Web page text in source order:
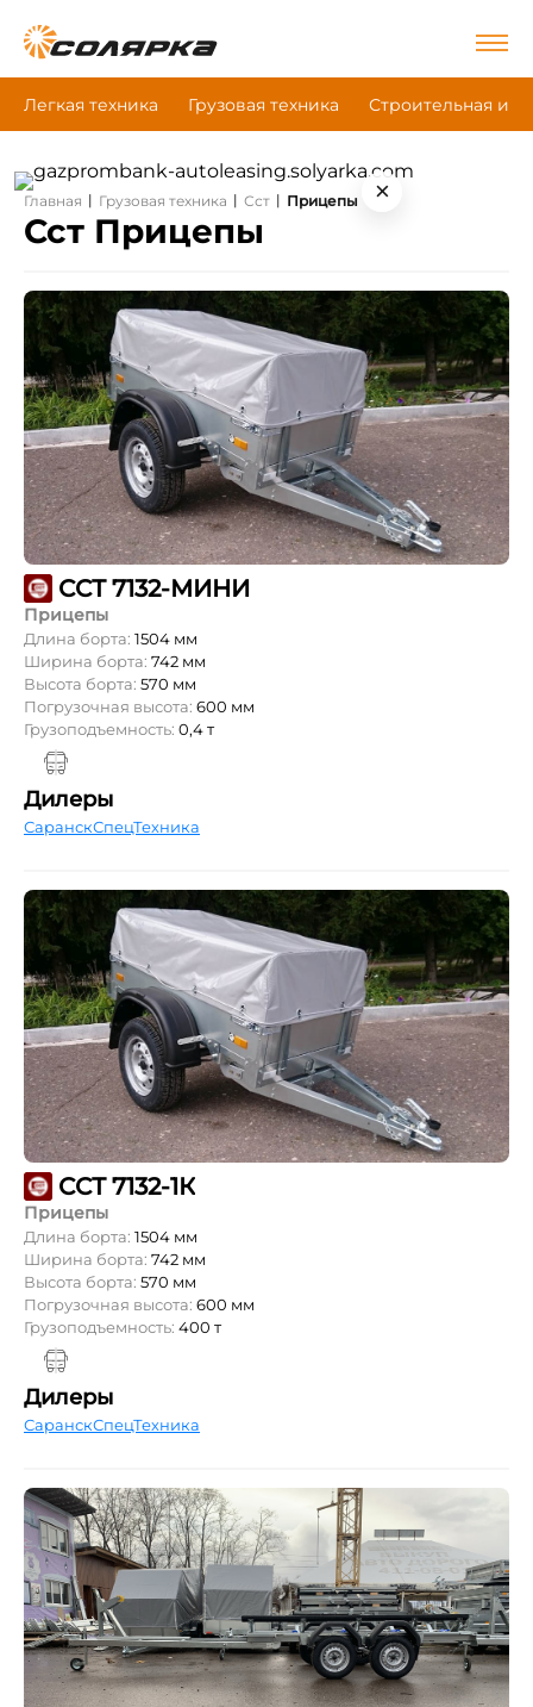
Легкая техника Грузовая техника Строительная и
×
Главная | Грузовая техника | Сст | Прицепы
Сст Прицепы
ССТ 7132-МИНИ
Прицепы
Длина борта: 1504 мм
Ширина борта: 742 мм
Высота борта: 570 мм
Погрузочная высота: 600 мм
Грузоподъемность: 0,4 т
Дилеры
СаранскСпецТехника
ССТ 7132-1К
Прицепы
Длина борта: 1504 мм
Ширина борта: 742 мм
Высота борта: 570 мм
Погрузочная высота: 600 мм
Грузоподъемность: 400 т
Дилеры
СаранскСпецТехника